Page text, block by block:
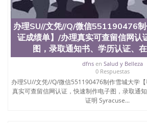
公司专业制作、办理、仿制、成绩单
教育部学历学位认证、毕业证、成
文凭、假文凭假毕业证假学历书制作
理、仿制学位证书、毕业证文凭、
证认证、留服认证、使馆认证、使馆
回国人员证明、留学生认证、学历认
位认证、留学生学历认证、留学生学
凭学历、美国文凭学历、澳洲文凭
学历、新西兰学历认证等
551190476 圣何塞州立大学毕业证（
办理SU//文凭//Q/微信551190476
证成绩单】/办理真实可查留信网认
图，录取通知书、学历认证、
dfnsen Salud y Belleza
0 Respuestas
办理SU//文凭//Q/微信551190476制作雪城大学
真实可查留信网认证，快速制作电子图，录取通
证明 Syracuse...